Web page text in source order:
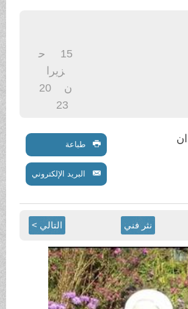
زيرا
طباعة
البريد الإلكتروني
نثر فني التالي >